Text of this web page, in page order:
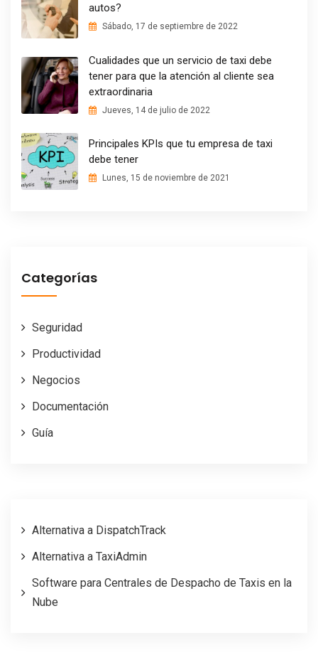
autos?
Sábado, 17 de septiembre de 2022
Cualidades que un servicio de taxi debe
tener para que la atención al cliente sea
extraordinaria
Jueves, 14 de julio de 2022
Principales KPIs que tu empresa de taxi
debe tener
Lunes, 15 de noviembre de 2021
Categorías
Seguridad
Productividad
Negocios
Documentación
Guía
Alternativa a DispatchTrack
Alternativa a TaxiAdmin
Software para Centrales de Despacho de Taxis en la
Nube